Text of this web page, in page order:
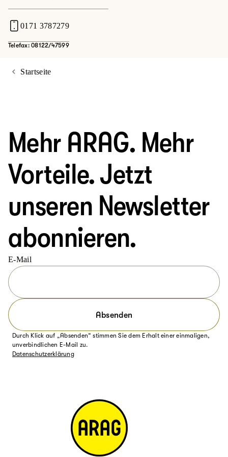
0171 3787279
Telefax: 08122/47599
Startseite
Mehr ARAG. Mehr
Vorteile. Jetzt
unseren Newsletter
abonnieren.
E-Mail
Absenden
Durch Klick auf „Absenden“ stimmen Sie dem Erhalt einer einmaligen,
unverbindlichen E-Mail zu.
Datenschutzerklärung